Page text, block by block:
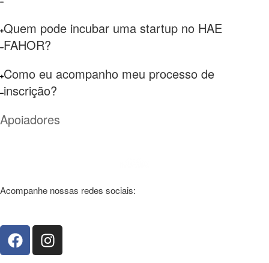
Quem pode incubar uma startup no HAE
FAHOR?
Como eu acompanho meu processo de
inscrição?
Apoiadores
Acompanhe nossas redes sociais: